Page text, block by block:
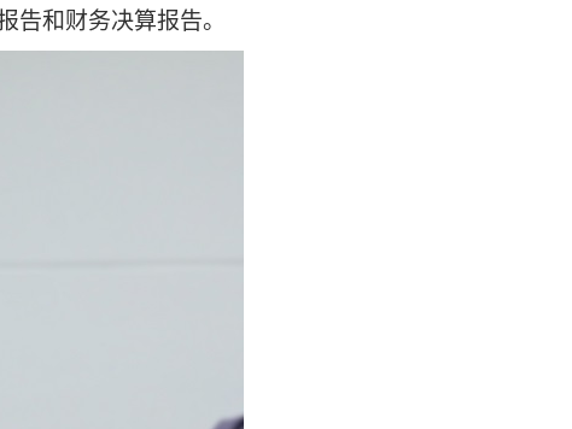
告和财务决算报告。